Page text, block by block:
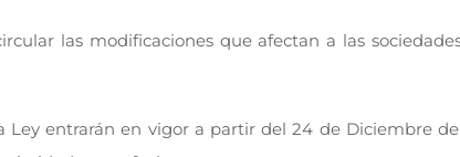
las modificaciones que afectan a las
Ley entrarán en vigor a partir del 24 de Diciembre